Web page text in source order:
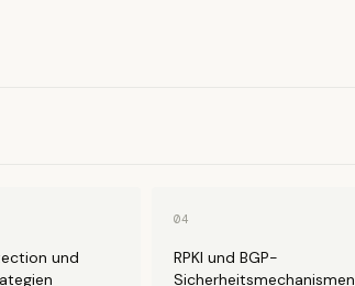
und
04
RPKI und BGP-
Sicherheitsmechanismen